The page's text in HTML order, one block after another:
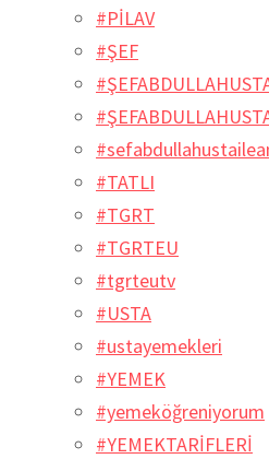
#PİLAV
#ŞEF
#TATLI
#TGRT
#TGRTEU
#tgrteutv
#USTA
#ustayemekleri
#YEMEK
#yemeköğreniyorum
#YEMEKTARİFLERİ